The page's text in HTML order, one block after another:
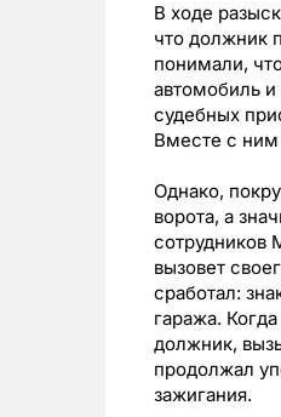
В ходе
что должник
понимали,
автомобиль и
судебных
Вместе с ним
Однако,
ворота, а
вызовет
сработал:
гаража.
должник,
продолжал
зажигания.